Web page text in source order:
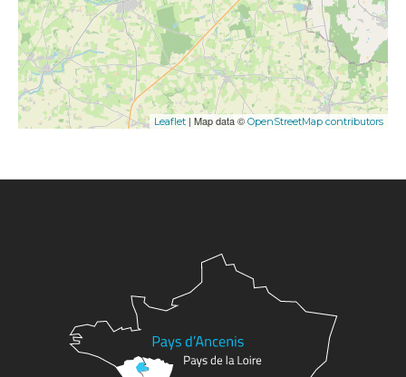
Leaflet | Map data © OpenStreetMap contributors